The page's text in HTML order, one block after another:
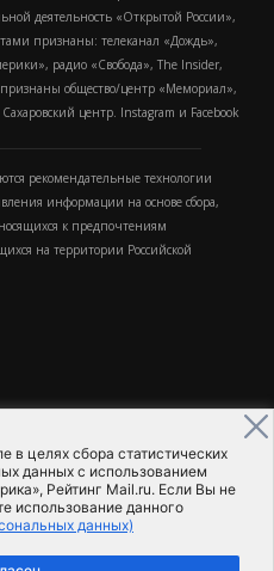
в целях сбора статистических
данных с использованием
Рейтинг Mail.ru. Если Вы не
использование данного
данных)
деятельность «Открытой России»,
признаны: телеканал «Дождь»,
радио «Свобода», The Insider,
общество/центр «Мемориал»,
центр. Instagram и Facebook
рекомендательные технологии
информации на основе сбора,
к предпочтениям
на территории Российской
МедиаПоток
соглашение